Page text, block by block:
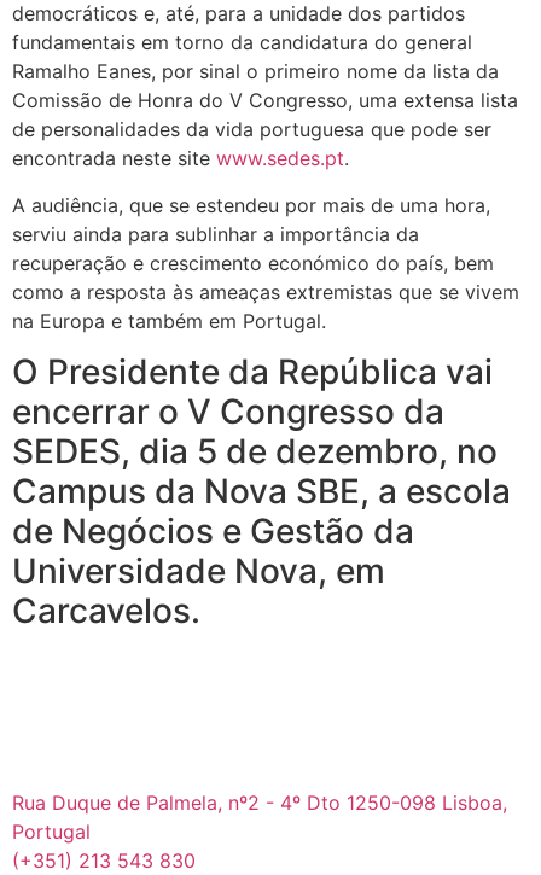
democráticos e, até, para a unidade dos partidos
fundamentais em torno da candidatura do general
Ramalho Eanes, por sinal o primeiro nome da lista da
Comissão de Honra do V Congresso, uma extensa lista
de personalidades da vida portuguesa que pode ser
encontrada neste site www.sedes.pt.
A audiência, que se estendeu por mais de uma hora,
serviu ainda para sublinhar a importância da
recuperação e crescimento económico do país, bem
como a resposta às ameaças extremistas que se vivem
na Europa e também em Portugal.
O Presidente da República vai
encerrar o V Congresso da
SEDES, dia 5 de dezembro, no
Campus da Nova SBE, a escola
de Negócios e Gestão da
Universidade Nova, em
Carcavelos.
Rua Duque de Palmela, nº2 - 4º Dto 1250-098 Lisboa,
Portugal
(+351) 213 543 830